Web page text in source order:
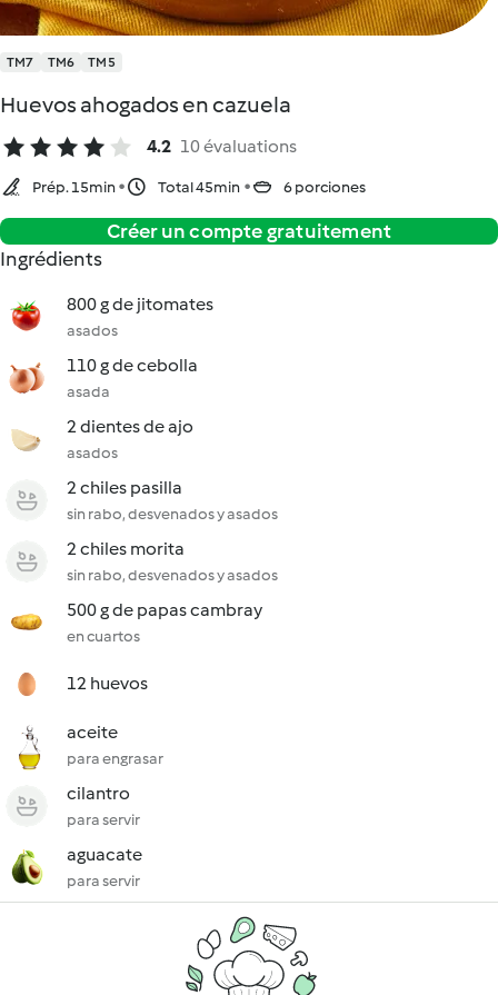
TM7 TM6 TM5
Huevos ahogados en cazuela
4.2 10 évaluations
Prép. 15min Total 45min 6 porciones
Créer un compte gratuitement
Ingrédients
800 g de jitomates
asados
110 g de cebolla
asada
2 dientes de ajo
asados
2 chiles pasilla
sin rabo, desvenados y asados
2 chiles morita
sin rabo, desvenados y asados
500 g de papas cambray
en cuartos
12 huevos
aceite
para engrasar
cilantro
para servir
aguacate
para servir